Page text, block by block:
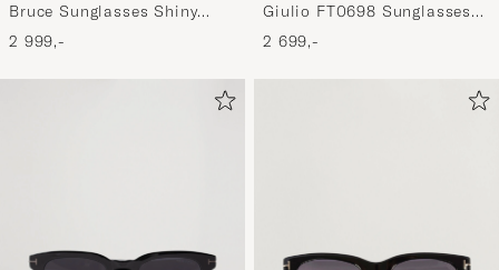
Bruce Sunglasses Shiny
Black/Gradient Smoke
2 999,-
Giulio FT0698 Sunglasses
Black
2 699,-